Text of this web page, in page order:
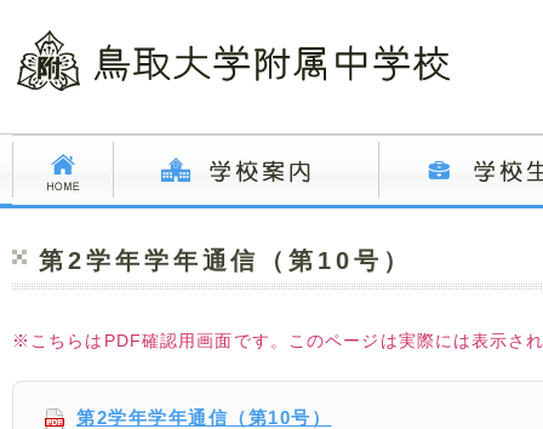
第2学年学年通信（第10号）
※こちらはPDF確認用画面です。このページは実際には表示さ
第2学年学年通信（第10号）